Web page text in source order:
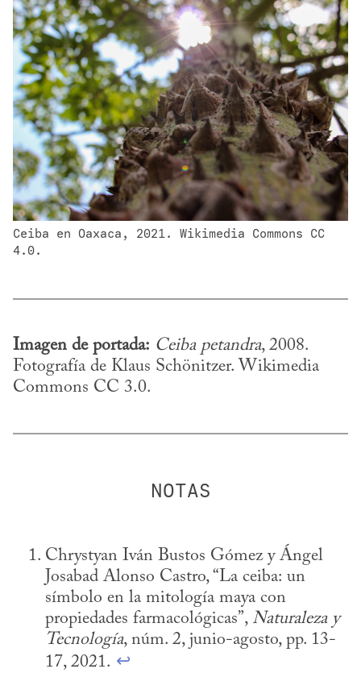
Ceiba en Oaxaca, 2021. Wikimedia Commons CC
4.0.
Imagen de portada: Ceiba petandra, 2008.
Fotografía de Klaus Schönitzer. Wikimedia
Commons CC 3.0.
Chrystyan Iván Bustos Gómez y Ángel
Josabad Alonso Castro, “La ceiba: un
símbolo en la mitología maya con
propiedades farmacológicas”, Naturaleza y
Tecnología, núm. 2, junio-agosto, pp. 13-
17, 2021. ↩